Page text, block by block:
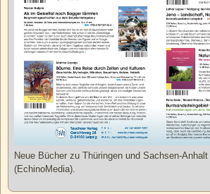
Neue Bücher zu Thüringen und Sachsen-
(EchinoMedia).